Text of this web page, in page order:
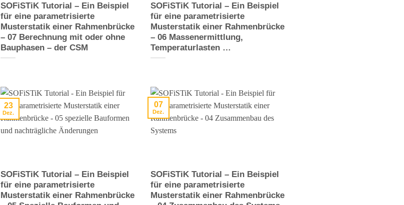
SOFiSTiK Tutorial – Ein Beispiel
für eine parametrisierte
Musterstatik einer Rahmenbrücke
– 07 Berechnung mit oder ohne
Bauphasen – der CSM
SOFiSTiK Tutorial – Ein Beispiel
für eine parametrisierte
Musterstatik einer Rahmenbrücke
– 06 Massenermittlung,
Temperaturlasten …
SOFiSTiK Tutorial – Ein Beispiel
für eine parametrisierte
Musterstatik einer Rahmenbrücke
23
Dez.
SOFiSTiK Tutorial – Ein Beispiel
für eine parametrisierte
Musterstatik einer Rahmenbrücke
07
Dez.